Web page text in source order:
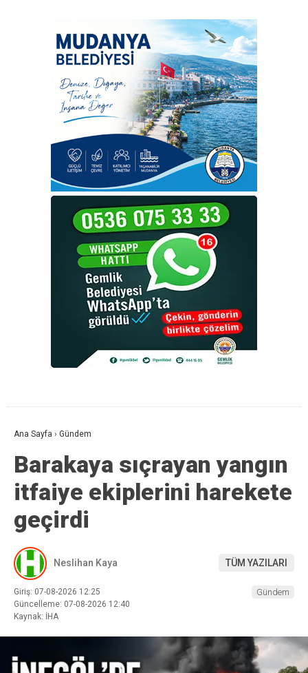
Ana Sayfa › Gündem
Barakaya sıçrayan yangın
itfaiye ekiplerini harekete
geçirdi
Neslihan Kaya TÜM YAZILARI
Giriş: 07-08-2026 12:25
Güncelleme: 07-08-2026 12:40
Kaynak: İHA
Gündem